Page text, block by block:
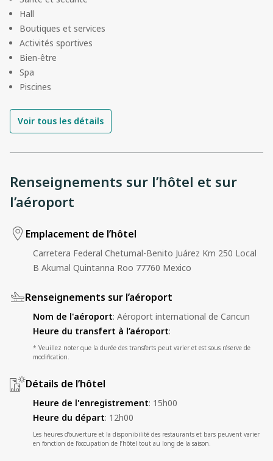
Hall
Boutiques et services
Activités sportives
Bien-être
Spa
Piscines
Voir tous les détails
Renseignements sur l’hôtel et sur
l’aéroport
Emplacement de l’hôtel
Carretera Federal Chetumal-Benito Juárez Km 250 Local
B Akumal Quintanna Roo 77760 Mexico
Renseignements sur l’aéroport
Nom de l'aéroport: Aéroport international de Cancun
Heure du transfert à l’aéroport:
* Veuillez noter que la durée des transferts peut varier et est sous réserve de
modification.
Détails de l’hôtel
Heure de l'enregistrement: 15h00
Heure du départ: 12h00
Les heures d’ouverture et la disponibilité des restaurants et bars peuvent varier
en fonction de l’occupation de l’hôtel tout au long de la saison.